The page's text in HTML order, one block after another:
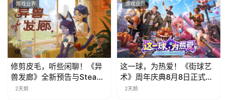
游戏业界
修剪皮毛，听些闲聊！《异
兽发廊》全新预告与Steam
免费试玩公开
2天前
游戏业界
这一球，为热爱！《街球艺
术》周年庆典8月8日正式上
线，多重福利与全新内容同
2天前